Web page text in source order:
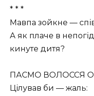
* * *
Мавпа зойкне —
А як плаче в
кинуте дитя?
ПАСМО ВОЛОССЯ
Цілував би — жаль: